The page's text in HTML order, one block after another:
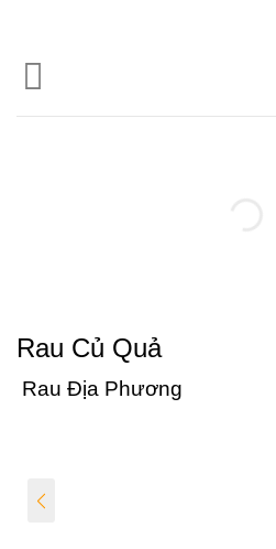
content
Rau Củ Quả
Rau Địa Phương